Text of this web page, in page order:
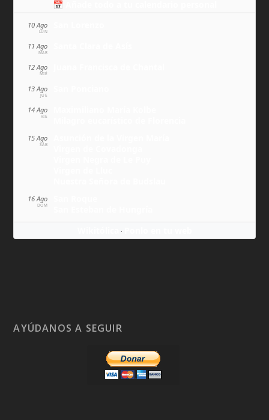
📅 Añade todo a tu calendario personal
10 Ago
LUN
11 Ago
MAR
12 Ago
MIÉ
13 Ago
JUE
14 Ago
VIE
15 Ago
SÁB
16 Ago
DOM
·
AYÚDANOS A SEGUIR